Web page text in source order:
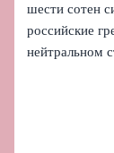
шести сотен
российские
нейтральном